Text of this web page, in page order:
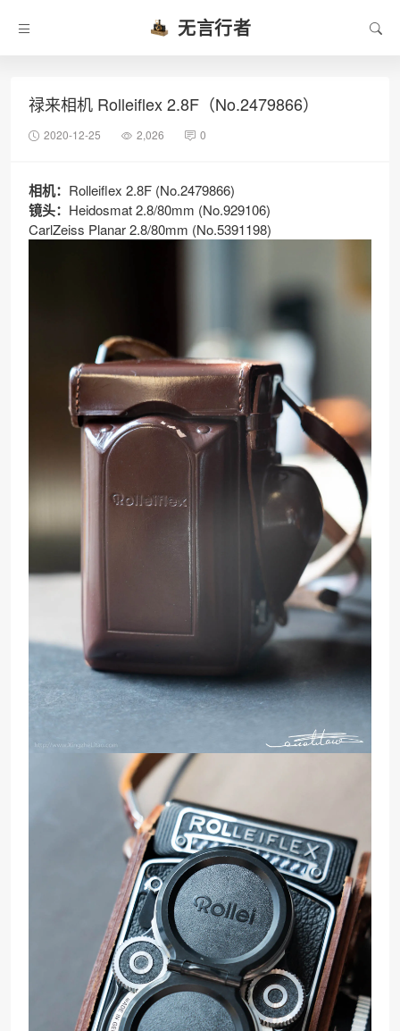
无言行者
禄来相机 Rolleiflex 2.8F（No.2479866）
2020-12-25 2,026 0
相机： Rolleiflex 2.8F (No.2479866)
镜头： Heidosmat 2.8/80mm (No.929106)
CarlZeiss Planar 2.8/80mm (No.5391198)